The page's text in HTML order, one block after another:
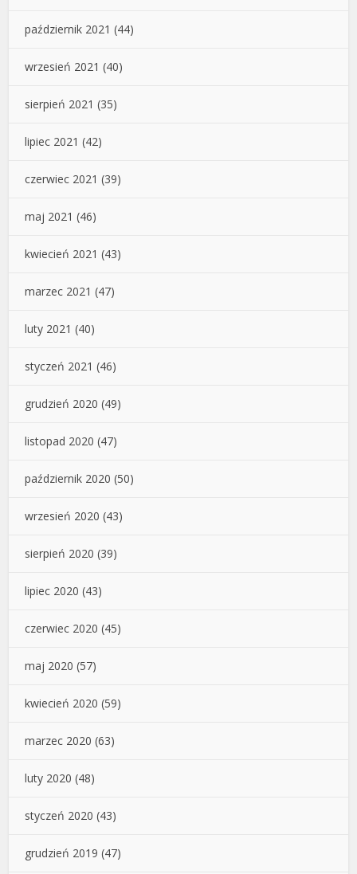
październik 2021 (44)
wrzesień 2021 (40)
sierpień 2021 (35)
lipiec 2021 (42)
czerwiec 2021 (39)
maj 2021 (46)
kwiecień 2021 (43)
marzec 2021 (47)
luty 2021 (40)
styczeń 2021 (46)
grudzień 2020 (49)
listopad 2020 (47)
październik 2020 (50)
wrzesień 2020 (43)
sierpień 2020 (39)
lipiec 2020 (43)
czerwiec 2020 (45)
maj 2020 (57)
kwiecień 2020 (59)
marzec 2020 (63)
luty 2020 (48)
styczeń 2020 (43)
grudzień 2019 (47)